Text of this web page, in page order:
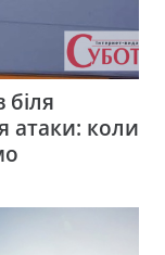
атаки: коли